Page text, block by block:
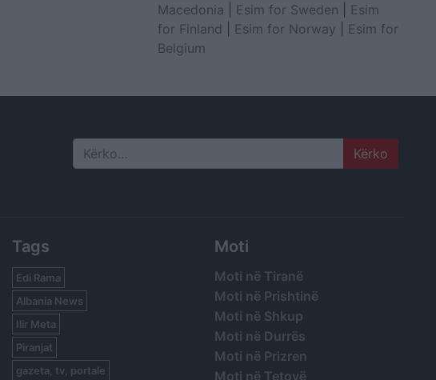
Macedonia
Esim for Sweden
Esim
for Finland
Esim for Norway
Esim for
Belgium
Search
Tags
Edi Rama
Albania News
Ilir Meta
Piranjat
gazeta, tv, portale
Moti
Moti në Tiranë
Moti në Prishtinë
Moti në Shkup
Moti në Durrës
Moti në Prizren
Moti në Tetovë